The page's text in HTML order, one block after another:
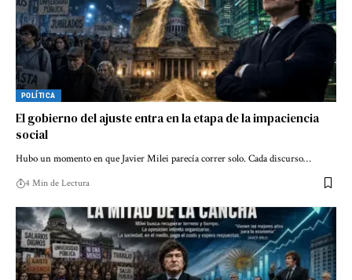
POLÍTICA
El gobierno del ajuste entra en la etapa de la impaciencia
social
Hubo un momento en que Javier Milei parecía correr solo. Cada discurso…
4 Min de Lectura